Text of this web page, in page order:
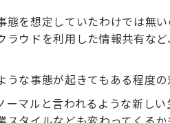
態を想定していたわけでは無
ラウドを利用した情報共有な
うな事態が起きてもある程度の
ーマルと言われるような新し